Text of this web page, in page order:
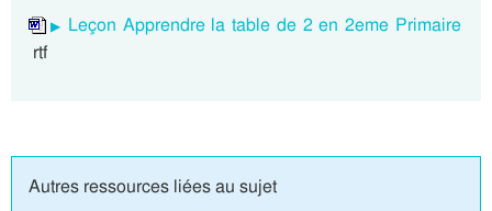
Leçon Apprendre la table de 2 en 2eme Primaire
rtf
Autres ressources liées au sujet